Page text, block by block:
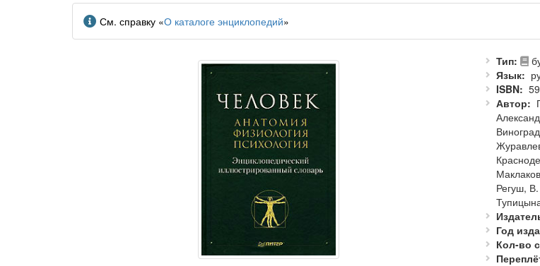
Информация
См. справку «О каталоге энциклопедий»
Тип
Язык
ISBN
Автор
Регуш,
Год
Кол-во